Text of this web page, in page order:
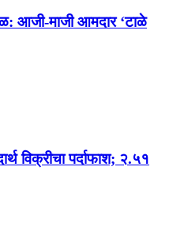
आजी-माजी आमदार ‘टाळे
विक्रीचा पर्दाफाश; २.५१